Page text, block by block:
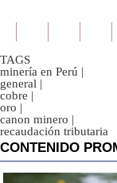
TAGS
minería en Perú |
general |
cobre |
oro |
canon minero |
recaudación tributaria